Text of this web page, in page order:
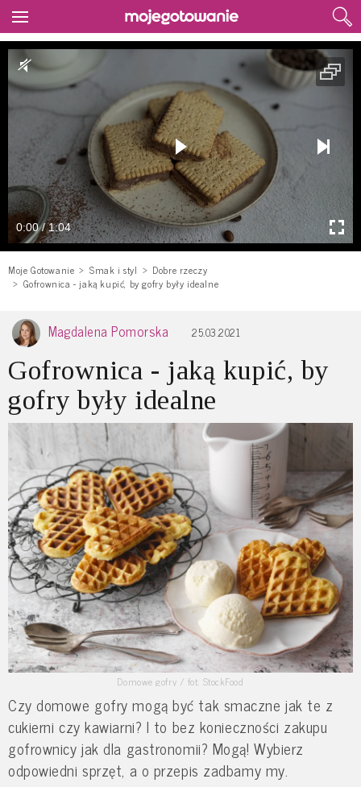
0:00 / 1:04
Moje Gotowanie Smak i styl
Dobre rzeczy
Gofrownica - jaką kupić, by gofry były idealne
Magdalena Pomorska 25.03.2021
Gofrownica - jaką kupić, by
gofry były idealne
Domowe gofry / fot. StockFood
Czy domowe gofry mogą być tak smaczne jak te z
cukierni czy kawiarni? I to bez konieczności zakupu
gofrownicy jak dla gastronomii? Mogą! Wybierz
odpowiedni sprzęt, a o przepis zadbamy my.